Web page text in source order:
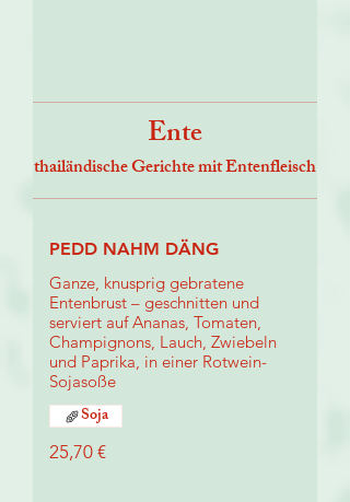
Ente
thailändische Gerichte mit Entenfleisch
PEDD NAHM DÄNG
Ganze, knusprig gebratene
Entenbrust – geschnitten und
serviert auf Ananas, Tomaten,
Champignons, Lauch, Zwiebeln
und Paprika, in einer Rotwein-
Sojasoße
25,70 €
Soja